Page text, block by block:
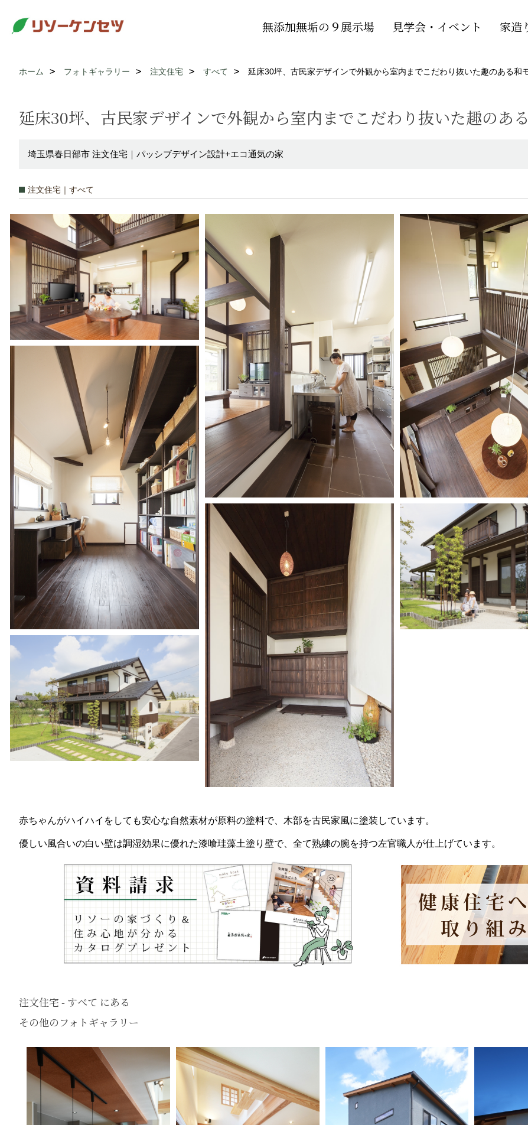
無添加無垢の９展示場 見学会・イベント 家造
ホーム フォトギャラリー 注文住宅 すべて 延床30坪、古民家デザインで外観から室内までこだわり抜いた趣のある和
延床30坪、古民家デザインで外観から室内までこだわり抜いた趣のあ
埼玉県春日部市 注文住宅｜パッシブデザイン設計+エコ通気の家
注文住宅｜すべて
赤ちゃんがハイハイをしても安心な自然素材が原料の塗料で、木部を古民家風に塗装しています。
優しい風合いの白い壁は調湿効果に優れた漆喰珪藻土塗り壁で、全て熟練の腕を持つ左官職人が仕上げています。
注文住宅 - すべて にある
その他のフォトギャラリー